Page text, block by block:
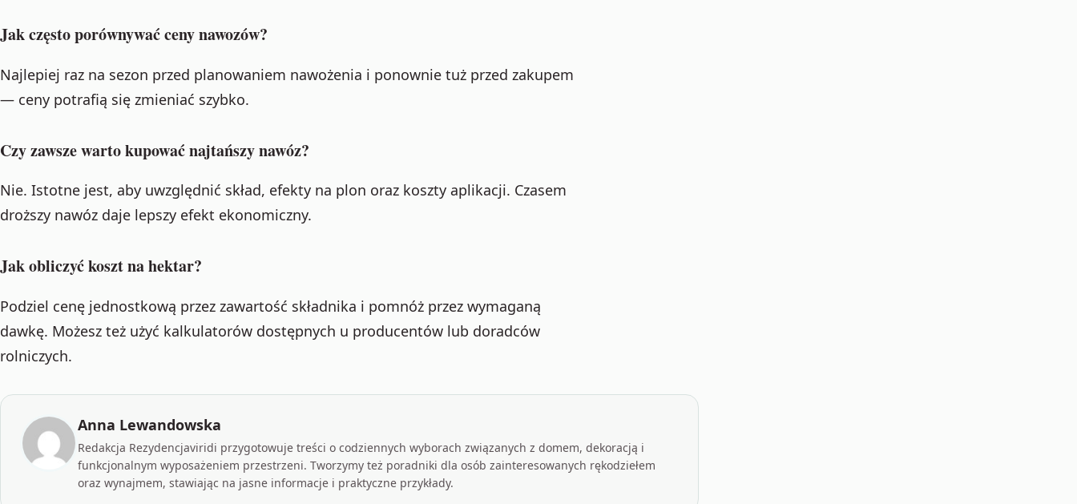
Jak często porównywać ceny nawozów?
Najlepiej raz na sezon przed planowaniem nawożenia i ponownie tuż przed zakupem
— ceny potrafią się zmieniać szybko.
Czy zawsze warto kupować najtańszy nawóz?
Nie. Istotne jest, aby uwzględnić skład, efekty na plon oraz koszty aplikacji. Czasem
droższy nawóz daje lepszy efekt ekonomiczny.
Jak obliczyć koszt na hektar?
Podziel cenę jednostkową przez zawartość składnika i pomnóż przez wymaganą
dawkę. Możesz też użyć kalkulatorów dostępnych u producentów lub doradców
rolniczych.
Anna Lewandowska
Redakcja Rezydencjaviridi przygotowuje treści o codziennych wyborach związanych z domem, dekoracją i
funkcjonalnym wyposażeniem przestrzeni. Tworzymy też poradniki dla osób zainteresowanych rękodziełem
oraz wynajmem, stawiając na jasne informacje i praktyczne przykłady.